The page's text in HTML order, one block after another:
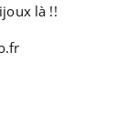
là !!